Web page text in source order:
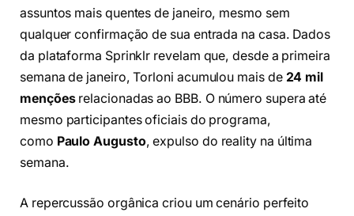
assuntos mais quentes de janeiro, mesmo sem
qualquer confirmação de sua entrada na casa. Dados
da plataforma Sprinklr revelam que, desde a primeira
semana de janeiro, Torloni acumulou mais de 24 mil
mençõesrelacionadas ao BBB. O número supera até
mesmo participantes oficiais do programa,
como Paulo Augusto, expulso do reality na última
semana.
A repercussão orgânica criou um cenário perfeito